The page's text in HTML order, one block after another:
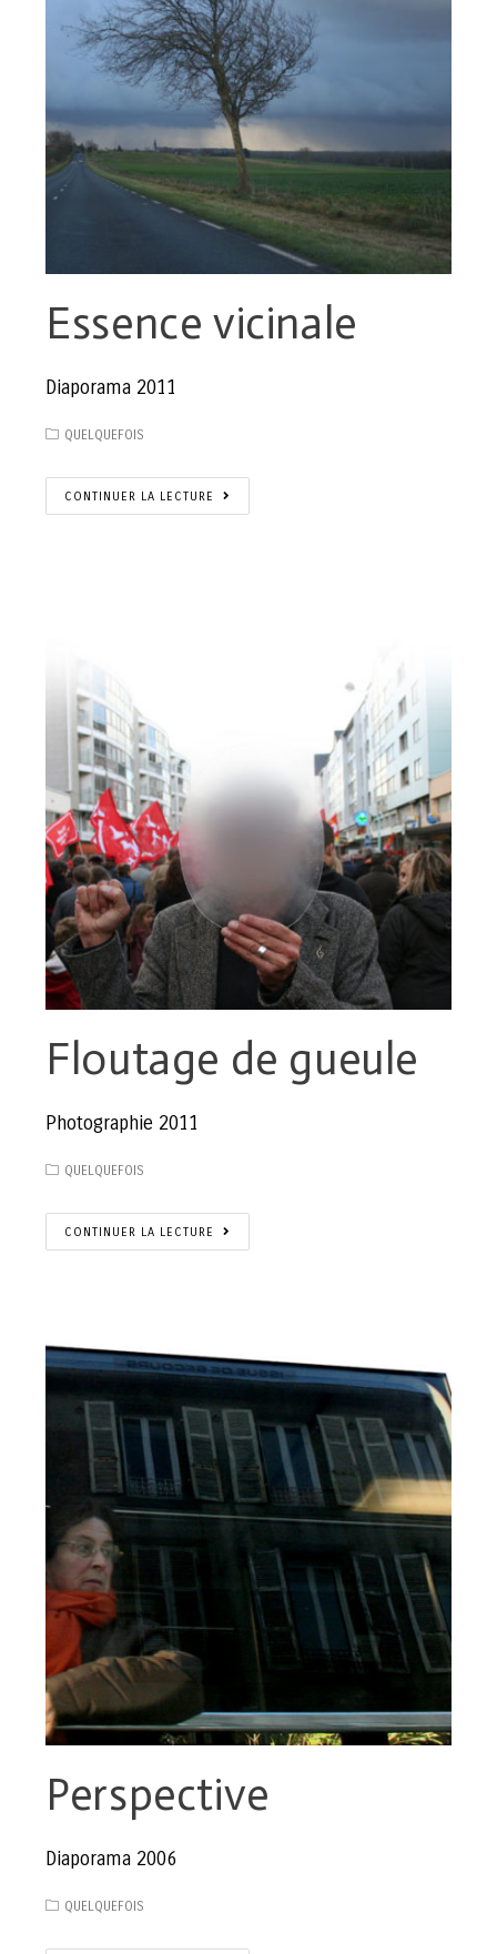
Essence vicinale
Diaporama 2011
QUELQUEFOIS
CONTINUER LA LECTURE
Floutage de gueule
Photographie 2011
QUELQUEFOIS
CONTINUER LA LECTURE
Perspective
Diaporama 2006
QUELQUEFOIS